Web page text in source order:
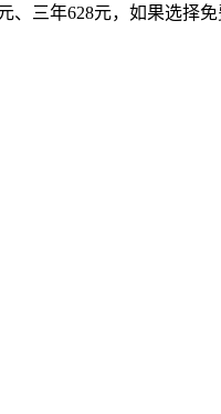
三年628元，如果选择